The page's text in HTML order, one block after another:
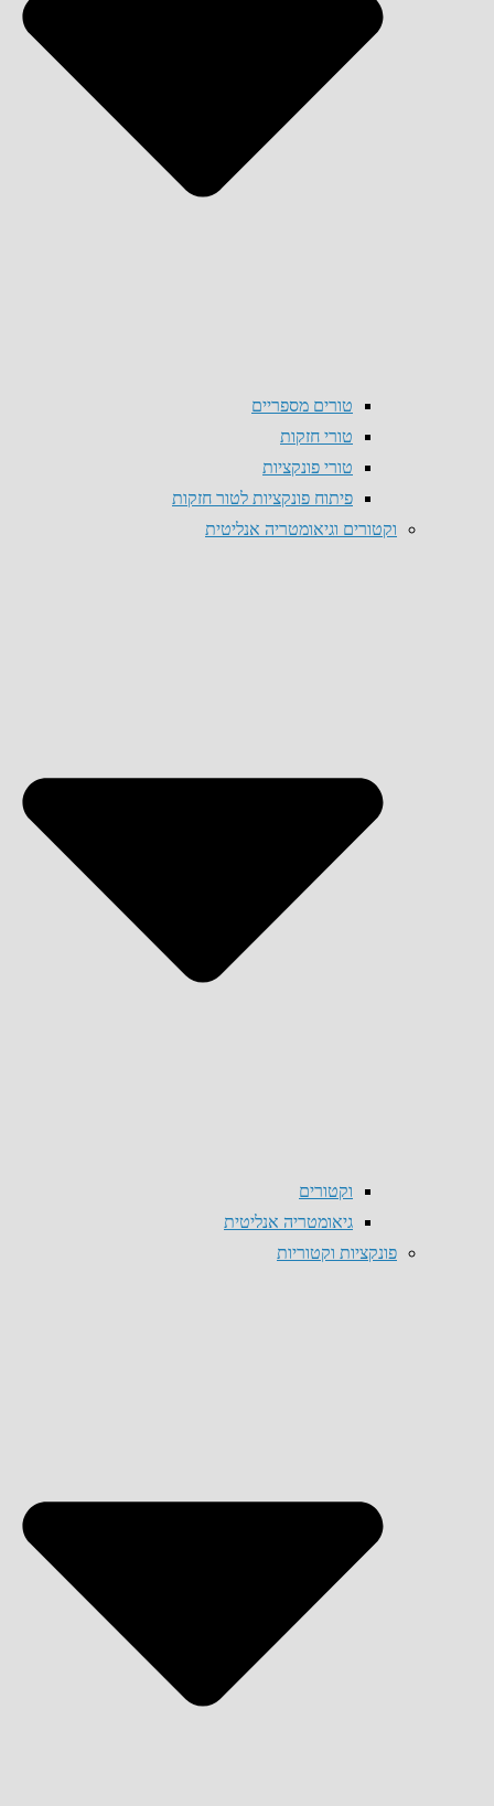
טורים מספריים
טורי חזקות
טורי פונקציות
פיתוח פונקציות לטור חזקות
וקטורים וגיאומטריה אנליטית
וקטורים
גיאומטריה אנליטית
פונקציות וקטוריות